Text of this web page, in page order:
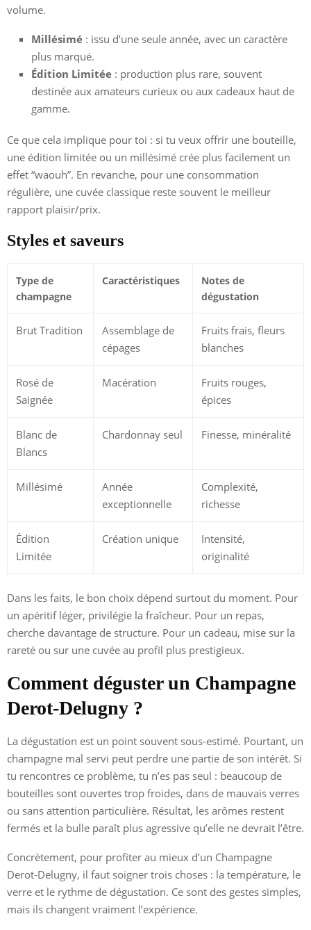
volume.
Millésimé : issu d’une seule année, avec un caractère
plus marqué.
Édition Limitée : production plus rare, souvent
destinée aux amateurs curieux ou aux cadeaux haut de
gamme.
Ce que cela implique pour toi : si tu veux offrir une bouteille,
une édition limitée ou un millésimé crée plus facilement un
effet “waouh”. En revanche, pour une consommation
régulière, une cuvée classique reste souvent le meilleur
rapport plaisir/prix.
Styles et saveurs
Type de
champagne
Caractéristiques
Notes de
dégustation
Brut Tradition
Assemblage de
cépages
Fruits frais, fleurs
blanches
Rosé de
Saignée
Macération
Fruits rouges,
épices
Blanc de
Blancs
Chardonnay seul Finesse, minéralité
Millésimé
Année
exceptionnelle
Complexité,
richesse
Édition
Limitée
Création unique
Intensité,
originalité
Dans les faits, le bon choix dépend surtout du moment. Pour
un apéritif léger, privilégie la fraîcheur. Pour un repas,
cherche davantage de structure. Pour un cadeau, mise sur la
rareté ou sur une cuvée au profil plus prestigieux.
Comment déguster un Champagne
Derot-Delugny ?
La dégustation est un point souvent sous-estimé. Pourtant, un
champagne mal servi peut perdre une partie de son intérêt. Si
tu rencontres ce problème, tu n’es pas seul : beaucoup de
bouteilles sont ouvertes trop froides, dans de mauvais verres
ou sans attention particulière. Résultat, les arômes restent
fermés et la bulle paraît plus agressive qu’elle ne devrait l’être.
Concrètement, pour profiter au mieux d’un Champagne
Derot-Delugny, il faut soigner trois choses : la température, le
verre et le rythme de dégustation. Ce sont des gestes simples,
mais ils changent vraiment l’expérience.